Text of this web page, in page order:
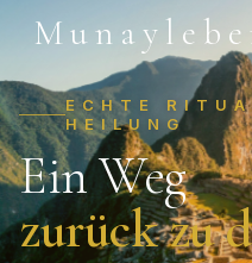
ECHTE
HEILUNG
Ein Weg
zurück zu